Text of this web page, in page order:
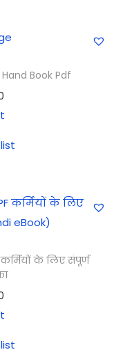
Book Pdf
के लिए संपूर्ण